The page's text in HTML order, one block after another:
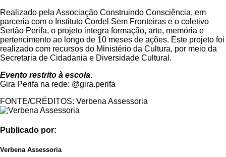
Realizado pela Associação Construindo Consciência, em
parceria com o Instituto Cordel Sem Fronteiras e o coletivo
Sertão Perifa, o projeto integra formação, arte, memória e
pertencimento ao longo de 10 meses de ações. Este projeto foi
realizado com recursos do Ministério da Cultura, por meio da
Secretaria de Cidadania e Diversidade Cultural.
Evento restrito à escola.
Gira Perifa na rede: @gira.perifa
FONTE/CRÉDITOS: Verbena Assessoria
Publicado por:
Verbena Assessoria